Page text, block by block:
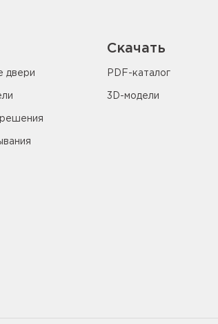
двери
Скачать
PDF-каталог
3D-модели